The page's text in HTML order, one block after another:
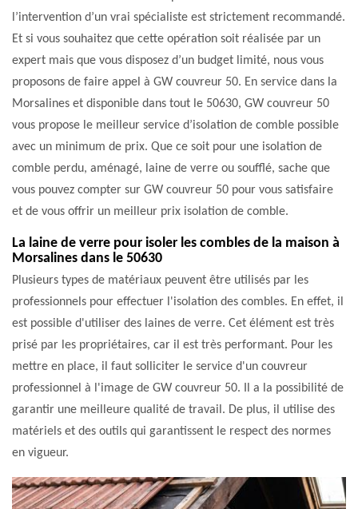
l’intervention d’un vrai spécialiste est strictement recommandé.
Et si vous souhaitez que cette opération soit réalisée par un
expert mais que vous disposez d’un budget limité, nous vous
proposons de faire appel à GW couvreur 50. En service dans la
Morsalines et disponible dans tout le 50630, GW couvreur 50
vous propose le meilleur service d’isolation de comble possible
avec un minimum de prix. Que ce soit pour une isolation de
comble perdu, aménagé, laine de verre ou soufflé, sache que
vous pouvez compter sur GW couvreur 50 pour vous satisfaire
et de vous offrir un meilleur prix isolation de comble.
La laine de verre pour isoler les combles de la maison à
Morsalines dans le 50630
Plusieurs types de matériaux peuvent être utilisés par les
professionnels pour effectuer l'isolation des combles. En effet, il
est possible d'utiliser des laines de verre. Cet élément est très
prisé par les propriétaires, car il est très performant. Pour les
mettre en place, il faut solliciter le service d'un couvreur
professionnel à l'image de GW couvreur 50. Il a la possibilité de
garantir une meilleure qualité de travail. De plus, il utilise des
matériels et des outils qui garantissent le respect des normes
en vigueur.